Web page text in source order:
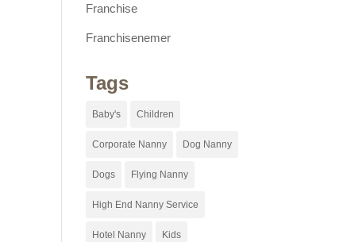
Franchise
Franchisenemer
Tags
Baby's Children
Corporate Nanny Dog Nanny
Dogs Flying Nanny
High End Nanny Service
Hotel Nanny Kids